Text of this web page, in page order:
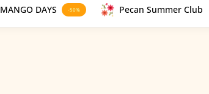
MANGO DAYS -50% Pecan Summer Club